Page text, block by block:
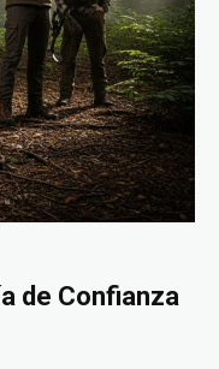
de Confianza